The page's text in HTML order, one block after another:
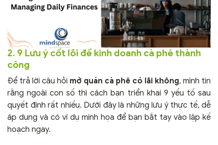
2. 9 Lưu ý cốt lõi để kinh doanh cà phê thành
công
Để trả lời câu hỏi mở quán cà phê có lãi không, mình tin
rằng ngoài con số thì cách bạn triển khai 9 yếu tố sau
quyết định rất nhiều. Dưới đây là những lưu ý thực tế, dễ
áp dụng và có ví dụ minh họa để bạn bắt tay vào lập kế
hoạch ngay.